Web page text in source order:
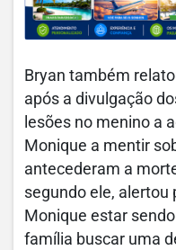
Bryan também
após a divulgação
lesões no menino a
Monique a mentir
antecederam a
segundo ele, alertou
Monique estar
família buscar uma